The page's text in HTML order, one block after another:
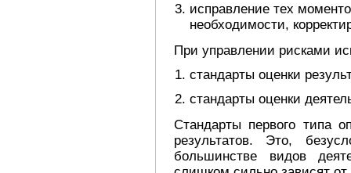
исправление тех
необходимости,
При управлении рисками
стандарты оценки
стандарты оценки
Стандарты первого типа
результатов. Это,
большинстве видов